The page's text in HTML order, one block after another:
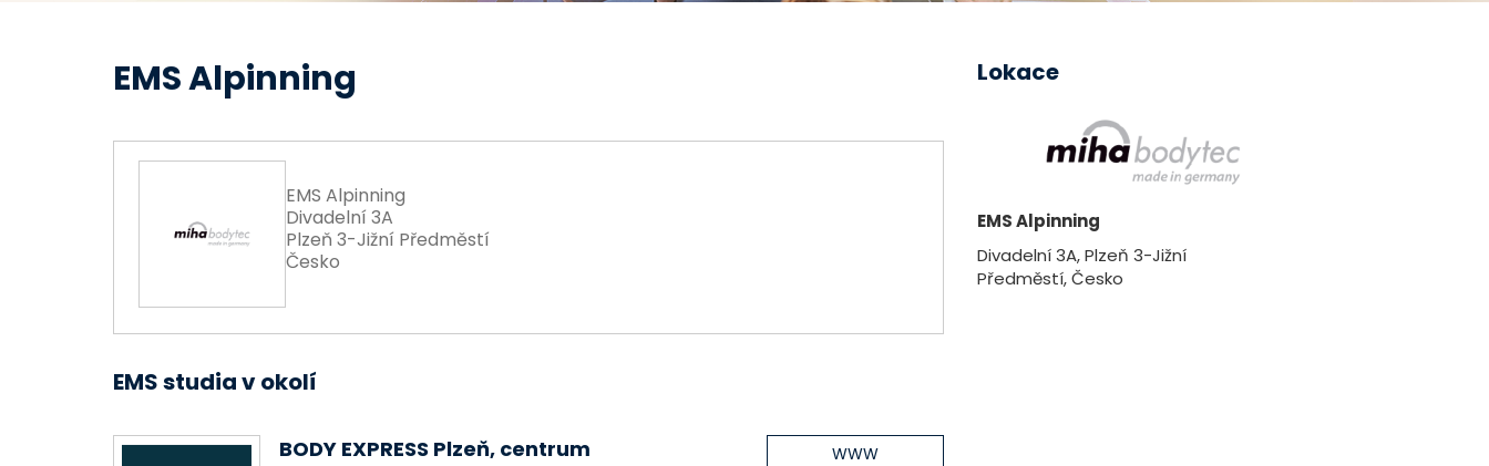
EMS Alpinning
EMS Alpinning
Divadelní 3A
Plzeň 3-Jižní Předměstí
Česko
EMS studia v okolí
BODY EXPRESS Plzeň, centrum WWW
Lokace
EMS Alpinning
Divadelní 3A, Plzeň 3-Jižní
Předměstí, Česko